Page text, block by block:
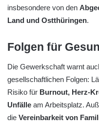
insbesondere von den
Land und Ostthüringen.
Folgen für
Die Gewerkschaft warnt
gesellschaftlichen Folgen:
Risiko für Burnout, Herz-
Unfälle am Arbeitsplatz.
die Vereinbarkeit von